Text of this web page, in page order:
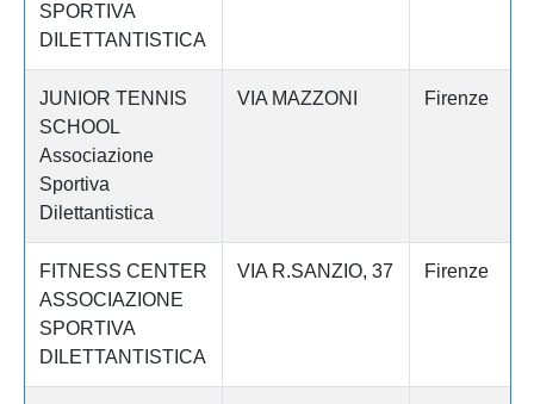
SPORTIVA
DILETTANTISTICA
JUNIOR TENNIS
SCHOOL
Associazione
Sportiva
Dilettantistica
VIA MAZZONI Firenze
FITNESS CENTER
ASSOCIAZIONE
SPORTIVA
DILETTANTISTICA
VIA R.SANZIO, 37 Firenze